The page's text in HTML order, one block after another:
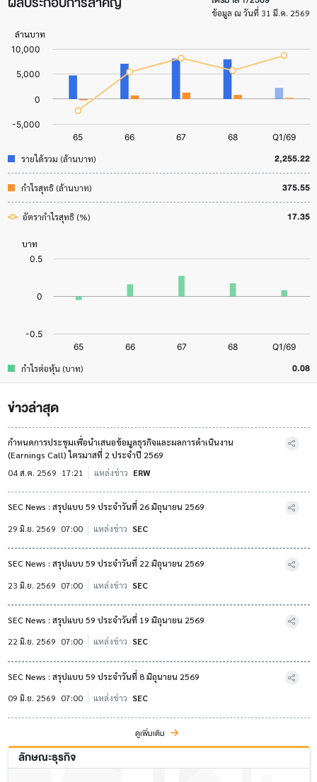
ข้อมูล ณ วันที่ 31 มี.ค. 2569
รายได้รวม (ล้านบาท) 2,255.22
กำไรสุทธิ (ล้านบาท) 375.55
อัตรากำไรสุทธิ (%) 17.35
กำไรต่อหุ้น (บาท) 0.08
ข่าวล่าสุด
กำหนดการประชุมเพื่อนำเสนอข้อมูลธุรกิจและผลการดำเนินงาน
(Earnings Call) ไตรมาสที่ 2 ประจำปี 2569
04 ส.ค. 2569 17:21 แหล่งข่าว ERW
SEC News : สรุปแบบ 59 ประจำวันที่ 26 มิถุนายน 2569
29 มิ.ย. 2569 07:00 แหล่งข่าว SEC
SEC News : สรุปแบบ 59 ประจำวันที่ 22 มิถุนายน 2569
23 มิ.ย. 2569 07:00 แหล่งข่าว SEC
SEC News : สรุปแบบ 59 ประจำวันที่ 19 มิถุนายน 2569
22 มิ.ย. 2569 07:00 แหล่งข่าว SEC
SEC News : สรุปแบบ 59 ประจำวันที่ 8 มิถุนายน 2569
09 มิ.ย. 2569 07:00 แหล่งข่าว SEC
ดูเพิ่มเติม
ลักษณะธุรกิจ